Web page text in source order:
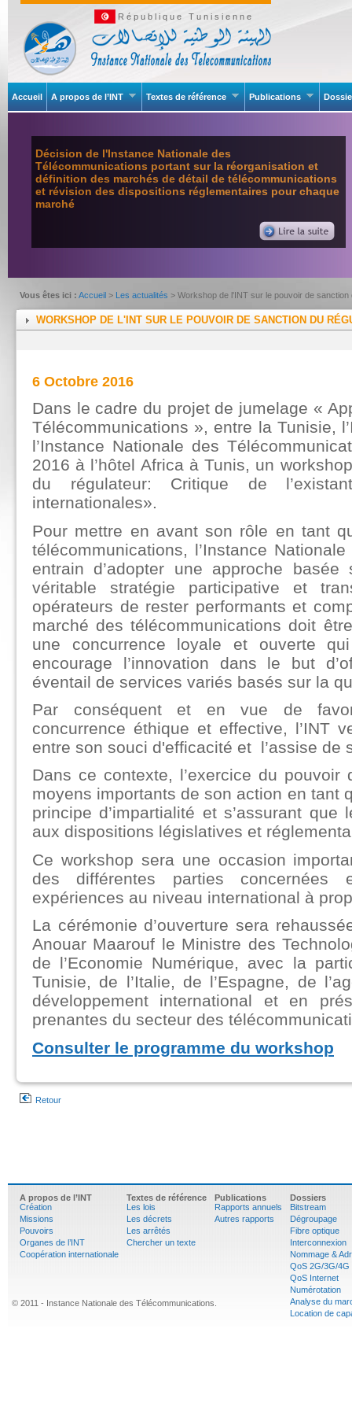
République Tunisienne
Accueil A propos de l’INT Textes de référence Publications
Décision de l'Instance Nationale des
Télécommunications portant sur la réorganisation et
définition des marchés de détail de télécommunications
et révision des dispositions réglementaires pour chaque
marché
Vous êtes ici : Accueil > Les actualités > Workshop de l'INT sur le pouvoir de sanction
WORKSHOP DE L'INT SUR LE POUVOIR DE SANCTION DU
6 Octobre 2016
Dans le cadre du projet de jumelage «
Télécommunications », entre la Tunisie,
l’Instance Nationale des
2016 à l’hôtel Africa à Tunis, un
du régulateur: Critique de
internationales».
Pour mettre en avant son rôle en tant
télécommunications, l’Instance
entrain d’adopter une approche basée
véritable stratégie participative et
opérateurs de rester performants et
marché des télécommunications doit
une concurrence loyale et ouverte
encourage l’innovation dans le but
éventail de services variés basés sur la
Par conséquent et en vue de
concurrence éthique et effective, l’INT
entre son souci d'efficacité et l’assise de
Dans ce contexte, l’exercice du
moyens importants de son action en tant
principe d’impartialité et s’assurant
aux dispositions législatives et
Ce workshop sera une occasion
des différentes parties concernées
expériences au niveau international à
La cérémonie d’ouverture sera
Anouar Maarouf le Ministre des
de l’Economie Numérique, avec la
Tunisie, de l’Italie, de l’Espagne, de
développement international et en
prenantes du secteur des
Consulter le programme du workshop
Retour
A propos de l’INT
Création
Missions
Pouvoirs
Organes de l’INT
Coopération internationale
Textes de référence
Les lois
Les décrets
Les arrêtés
Chercher un texte
Publications
Rapports annuels
Autres rapports
Dossiers
Bitstream
Dégroupage
Fibre optique
Interconnexion
Nommage &
QoS 2G/3G/4G
QoS Internet
Numérotation
Analyse du
Location de
© 2011 - Instance Nationale des Télécommunications.